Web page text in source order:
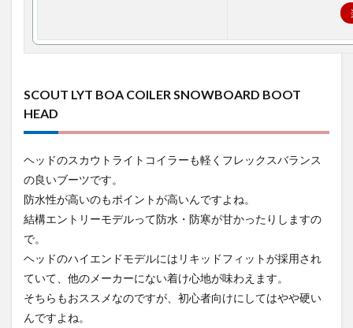
SCOUT LYT BOA COILER SNOWBOARD BOOT
HEAD
ヘッドのスカウトライトコイラーも軽くフレックスバランス
の良いブーツです。
防水性が高いのもポイントが高いんですよね。
結構エントリーモデルって防水・防寒が甘かったりしますの
で。
ヘッドのハイエンドモデルにはリキッドフィットが採用され
ていて、他のメーカーにない着け心地が味わえます。
そちらもおススメなのですが、初心者向けにしてはやや硬い
んですよね。